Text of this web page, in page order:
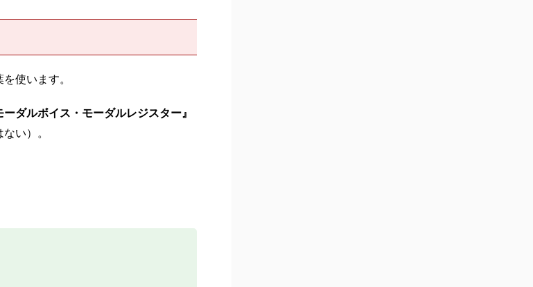
使います。
ーダルボイス・モーダルレジスター』
い）。